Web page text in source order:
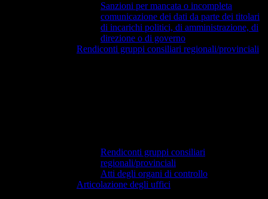
Sanzioni per mancata o incompleta
comunicazione dei dati da parte dei titolari
di incarichi politici, di amministrazione, di
direzione o di governo
Rendiconti gruppi consiliari regionali/provinciali
Rendiconti gruppi consiliari
regionali/provinciali
Atti degli organi di controllo
Articolazione degli uffici